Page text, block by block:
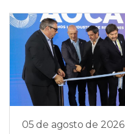
05 de agosto de 2026